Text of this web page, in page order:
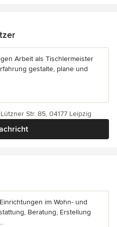
Arbeit als Tischlermeister
gestalte, plane und
Str. 85, 04177 Leipzig
im Wohn- und
Beratung, Erstellung